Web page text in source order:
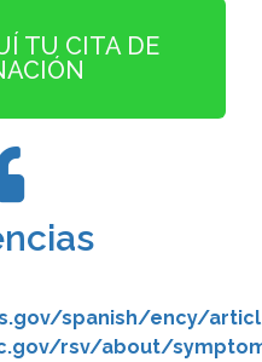
TU CITA DE
spanish/ency/
rsv/about/